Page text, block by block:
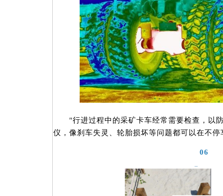
"行进过程中的采矿卡车经常需要检查，以
仪，像刹车失灵、轮胎损坏等问题都可以在不
06